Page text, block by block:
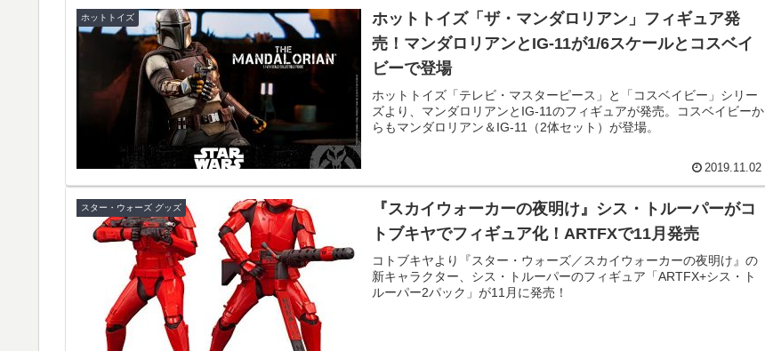
ホットトイズ
ホットトイズ「ザ・マンダロリアン」フィギュア発
売！マンダロリアンとIG-11が1/6スケールとコスベイ
ビーで登場
ホットトイズ「テレビ・マスターピース」と「コスベイビー」シリー
ズより、マンダロリアンとIG-11のフィギュアが発売。コスベイビーか
らもマンダロリアン＆IG-11（2体セット）が登場。
2019.11.02
スター・ウォーズ グッズ
『スカイウォーカーの夜明け』シス・トルーパーがコ
トブキヤでフィギュア化！ARTFXで11月発売
コトブキヤより『スター・ウォーズ／スカイウォーカーの夜明け』の
新キャラクター、シス・トルーパーのフィギュア「ARTFX+シス・ト
ルーパー2パック」が11月に発売！